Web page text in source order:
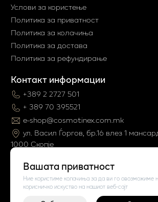
Вашата приватност
Ние користиме колачиња за да ви го овозможиме
корисничко искуство на нашиот веб-сајт
Услови за користење
Политика за приватност
Политика за колачиња
Политика за достава
Политика за рефундирање
Контакт информации
+389 2 2727 501
+ 389 70 395521
e-shop@cosmotinex.com.mk
ул. Васил Ѓоргов, бр.16 влез 1
1000 Скопје